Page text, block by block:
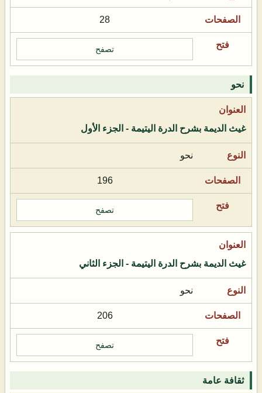
28
تصفح
نحو
غيث الديمة بشرح الدرة اليتيمة - الجزء الأول
نحو
196
تصفح
غيث الديمة بشرح الدرة اليتيمة - الجزء الثاني
نحو
206
تصفح
ثقافة عامة